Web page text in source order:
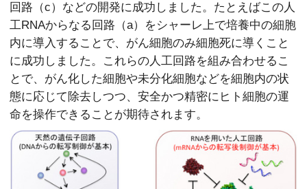
回路（c）などの開発に成功しました。たとえばこの人
工RNAからなる回路（a）をシャーレ上で培養中の細胞
内に導入することで、がん細胞のみ細胞死に導くこと
に成功しました。これらの人工回路を組み合わせるこ
とで、がん化した細胞や未分化細胞などを細胞内の状
態に応じて除去しつつ、安全かつ精密にヒト細胞の運
命を操作できることが期待されます。